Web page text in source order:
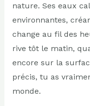
nature. Ses eaux
environnantes,
change au fil des
rive tôt le matin,
encore sur la
précis, tu as
monde.